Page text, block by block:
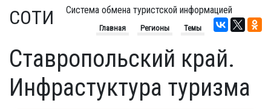
СОТИ Система обмена туристской информацией
Главная Регионы Темы
Ставропольский край.
Инфрастуктура туризма